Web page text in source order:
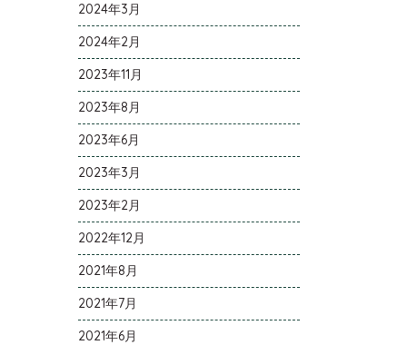
2024年3月
2024年2月
2023年11月
2023年8月
2023年6月
2023年3月
2023年2月
2022年12月
2021年8月
2021年7月
2021年6月